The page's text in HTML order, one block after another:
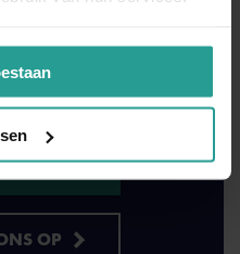
pakken we de oorzaak van
OP